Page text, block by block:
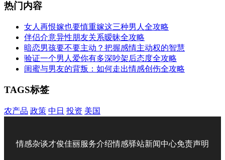
热门内容
女人再恨嫁也要慎重嫁这三种男人全攻略
伴侣介意异性朋友关系暧昧全攻略
暗恋男孩要不要主动？把握感情主动权的智慧
验证一个男人爱你有多深吵架后态度全攻略
闺蜜与男友的背叛：如何走出情感创伤全攻略
TAGS标签
农产品 政策 中日 投资 美国
情感杂谈才俊佳丽服务介绍情感驿站新闻中心免责声明